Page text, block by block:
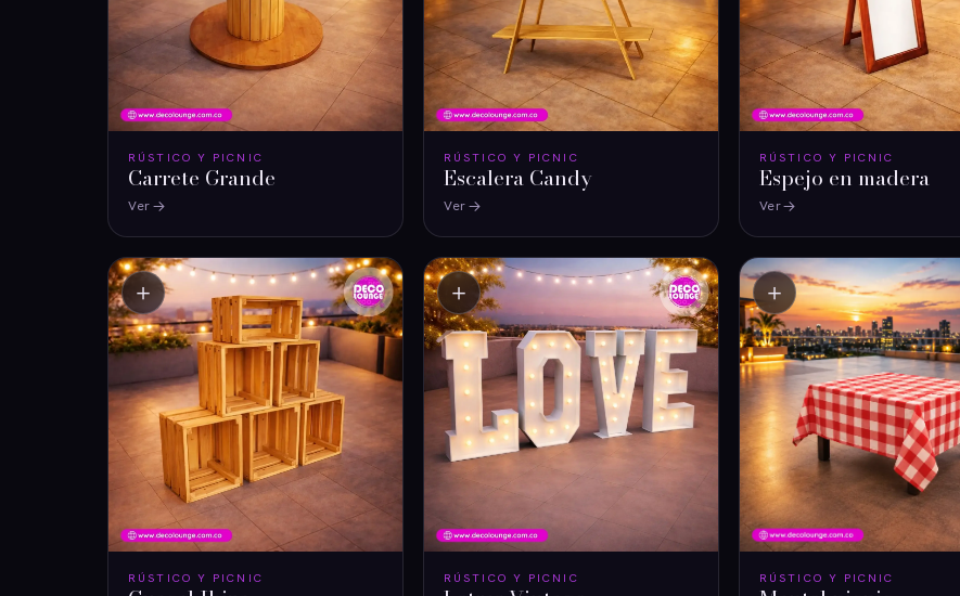
RÚSTICO Y PICNIC
Carrete Grande
Ver
RÚSTICO Y PICNIC
Escalera Candy
Ver
RÚSTICO Y PICNIC
Espejo en madera
Ver
RÚSTICO Y PICNIC
＋
RÚSTICO Y PICNIC
＋
RÚSTICO Y PICNIC
＋